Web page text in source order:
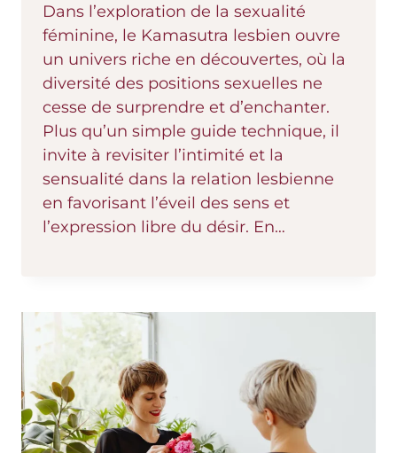
Dans l’exploration de la sexualité
féminine, le Kamasutra lesbien ouvre
un univers riche en découvertes, où la
diversité des positions sexuelles ne
cesse de surprendre et d’enchanter.
Plus qu’un simple guide technique, il
invite à revisiter l’intimité et la
sensualité dans la relation lesbienne
en favorisant l’éveil des sens et
l’expression libre du désir. En…